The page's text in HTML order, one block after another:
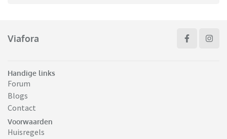
Viafora
Handige links
Forum
Blogs
Contact
Voorwaarden
Huisregels